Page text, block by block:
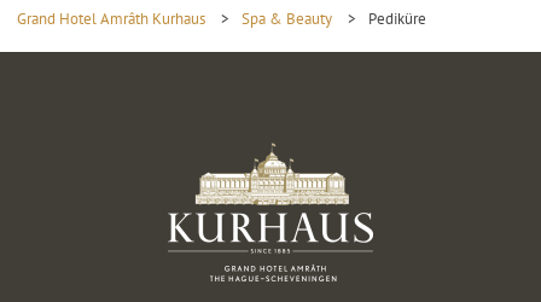
Grand Hotel Amrâth Kurhaus > Spa & Beauty > Pediküre